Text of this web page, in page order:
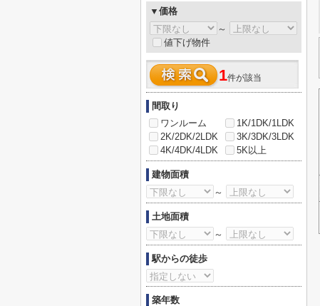
▼価格
～
値下げ物件
1件が該当
間取り
ワンルーム
1K/1DK/1LDK
2K/2DK/2LDK
3K/3DK/3LDK
4K/4DK/4LDK
5K以上
建物面積
～
土地面積
～
駅からの徒歩
築年数